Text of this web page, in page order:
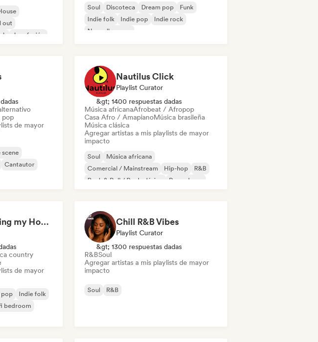
out
Jazz fusión
Soul Discoteca Dream pop
Funk
Indie folk
Indie pop
Indie rock
Nouvelle scene
pop
de mayor
scene
Cantautor
Nautilus Click
Playlist Curator
&gt; 1400 respuestas dadas
Música africanaAfrobeat / Afropop
Casa Afro / AmapianoMúsica brasileña
Música clásica
Agregar artistas a mis playlists de mayor
impacto
Soul
Música africana
Comercial / Mainstream
Hip-hop
R&B
Rock & Roll / Rock clásico
Pop urbano
Deep Cleaning my House and Life 🫧 Bedroom Pop & Indie Pop
country
de mayor
pop
Indie folk
bedroom
Chill R&B Vibes
Playlist Curator
&gt; 1300 respuestas dadas
R&BSoul
Agregar artistas a mis playlists de mayor
impacto
Soul R&B